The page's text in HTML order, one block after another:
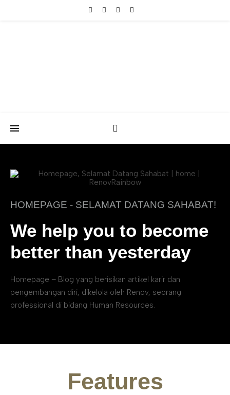
HOMEPAGE - SELAMAT DATANG SAHABAT!
We help you to become
better than yesterday
Homepage – Blog yang berisikan artikel karir dan
pengembangan diri, dikelola oleh Renov, seorang
professional di bidang Human Resources.
Features